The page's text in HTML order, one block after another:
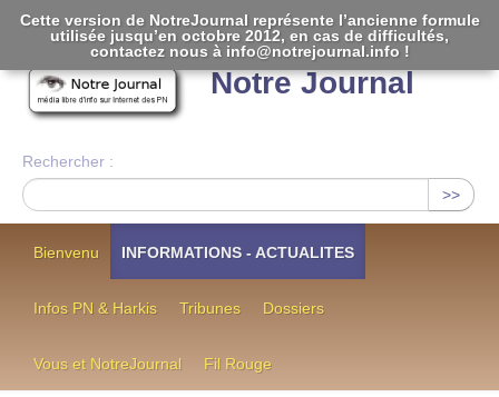
Notre Journal
Rechercher :
>>
Bienvenu INFORMATIONS - ACTUALITES
Infos PN & Harkis Tribunes Dossiers
Vous et NotreJournal Fil Rouge
Cette version de NotreJournal représente l’ancienne formule
utilisée jusqu’en octobre 2012, en cas de difficultés,
contactez nous à info@notrejournal.info !